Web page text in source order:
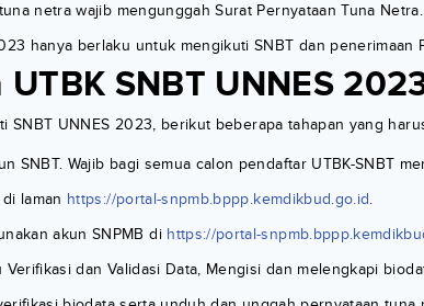
netra wajib mengunggah Surat Pernyataan Tuna Netra.
hanya berlaku untuk mengikuti SNBT dan penerimaan
UTBK SNBT UNNES
SNBT UNNES 2023, berikut beberapa tahapan yang
SNBT. Wajib bagi semua calon pendaftar UTBK-SNBT
laman https://portal-snpmb.bppp.kemdikbud.go.id.
akun SNPMB di https://portal-
Verifikasi dan Validasi Data, Mengisi dan melengkapi